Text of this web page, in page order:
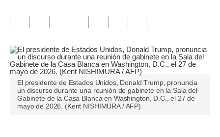
Opinión
Editorial
Pregunta de hoy
Blogs
Tendencias
El presidente de Estados Unidos, Donald Trump, pronuncia
un discurso durante una reunión de gabinete en la Sala del
Gabinete de la Casa Blanca en Washington, D.C., el 27 de
mayo de 2026. (Kent NISHIMURA / AFP)